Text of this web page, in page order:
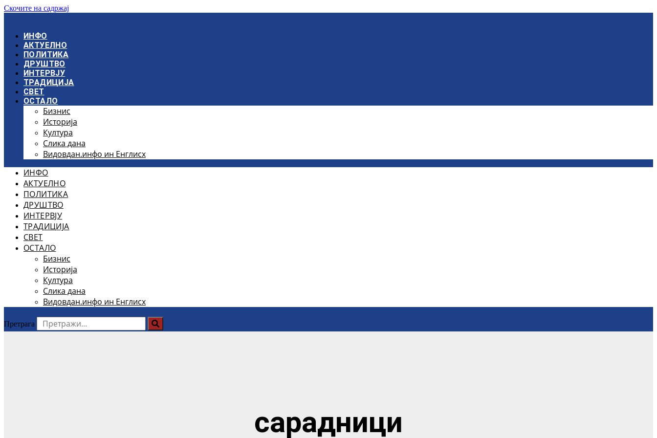
Скочите на садржај
ИНФО
АКТУЕЛНО
ПОЛИТИКА
ДРУШТВО
ИНТЕРВЈУ
ТРАДИЦИЈА
СВЕТ
ОСТАЛО
Бизнис
Историја
Култура
Слика дана
Видовдан.инфо ин Енглисх
ИНФО
АКТУЕЛНО
ПОЛИТИКА
ДРУШТВО
ИНТЕРВЈУ
ТРАДИЦИЈА
СВЕТ
ОСТАЛО
Бизнис
Историја
Култура
Слика дана
Видовдан.инфо ин Енглисх
Претрага
сарадници